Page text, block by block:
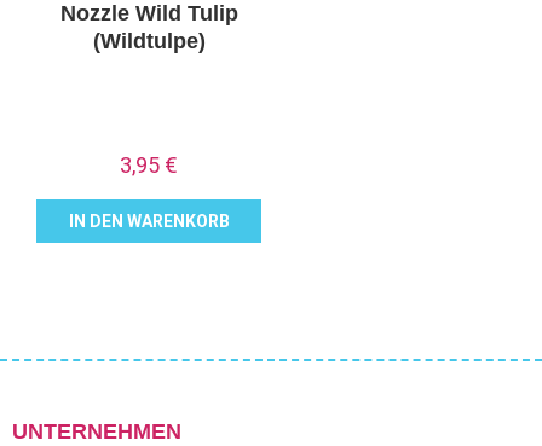
Nozzle Wild Tulip
(Wildtulpe)
3,95 €
IN DEN WARENKORB
UNTERNEHMEN